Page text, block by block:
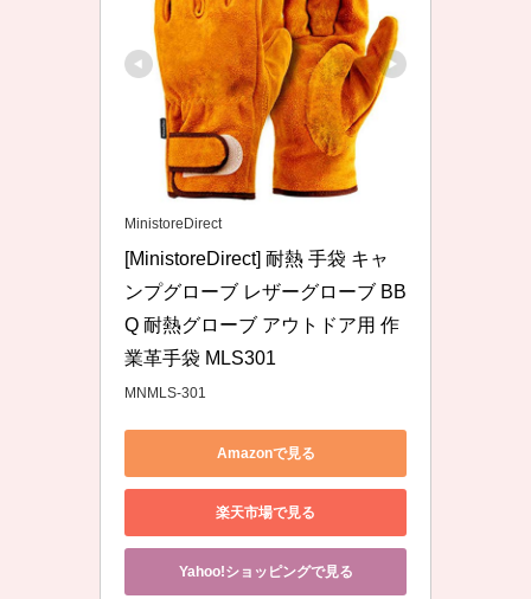
MinistoreDirect
[MinistoreDirect] 耐熱 手袋 キャ
ンプグローブ レザーグローブ BB
Q 耐熱グローブ アウトドア用 作
業革手袋 MLS301
MNMLS-301
Amazonで見る
楽天市場で見る
Yahoo!ショッピングで見る